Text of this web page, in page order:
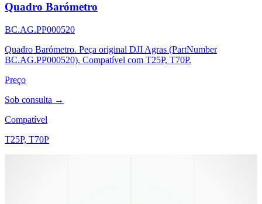
Quadro Barómetro
BC.AG.PP000520
Quadro Barómetro. Peça original DJI Agras (PartNumber
BC.AG.PP000520). Compatível com T25P, T70P.
Preço
Sob consulta →
Compatível
T25P, T70P